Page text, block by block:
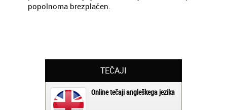
popolnoma brezplačen.
TEČAJI
Online tečaji angleškega jezika